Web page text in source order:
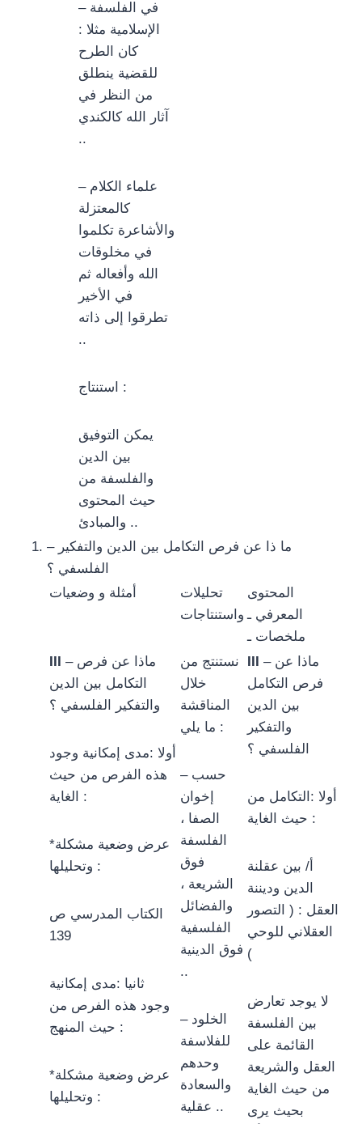
– في الفلسفة
الإسلامية مثلا :
كان الطرح
للقضية ينطلق
من النظر في
آثار الله كالكندي
..
– علماء الكلام
كالمعتزلة
والأشاعرة تكلموا
في مخلوقات
الله وأفعاله ثم
في الأخير
تطرقوا إلى ذاته
..
استنتاج :
يمكن التوفيق
بين الدين
والفلسفة من
حيث المحتوى
والمبادئ ..
– ما ذا عن فرص التكامل بين الدين والتفكير
الفلسفي ؟
أمثلة و وضعيات
تحليلات
واستنتاجات
المحتوى
المعرفي ـ
ملخصات ـ
– ماذا عن فرص
التكامل بين الدين
والتفكير الفلسفي ؟
أولا :مدى إمكانية وجود
هذه الفرص من حيث
الغاية :
*عرض وضعية مشكلة
وتحليلها :
الكتاب المدرسي ص
139
ثانيا :مدى إمكانية
وجود هذه الفرص من
حيث المنهج :
*عرض وضعية مشكلة
وتحليلها :
نستنتج من
خلال
المناقشة
ما يلي :
– حسب
إخوان
الصفا ،
الفلسفة
فوق
الشريعة ،
والفضائل
الفلسفية
فوق الدينية
..
– الخلود
للفلاسفة
وحدهم
والسعادة
عقلية ..
– ماذا عن
فرص التكامل
بين الدين
والتفكير
الفلسفي ؟
أولا :التكامل من
حيث الغاية :
أ/ بين عقلنة
الدين وديننة
العقل : ( التصور
العقلاني للوحي
)
لا يوجد تعارض
بين الفلسفة
القائمة على
العقل والشريعة
من حيث الغاية
بحيث يرى